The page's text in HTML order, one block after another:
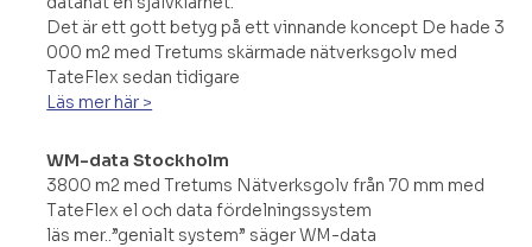
Det är ett gott betyg på ett vinnande koncept De hade 3
000 m2 med Tretums skärmade nätverksgolv med
TateFlex sedan tidigare
Läs mer här >
WM-data Stockholm
3800 m2 med Tretums Nätverksgolv från 70 mm med
TateFlex el och data fördelningssystem
läs mer..”genialt system” säger WM-data